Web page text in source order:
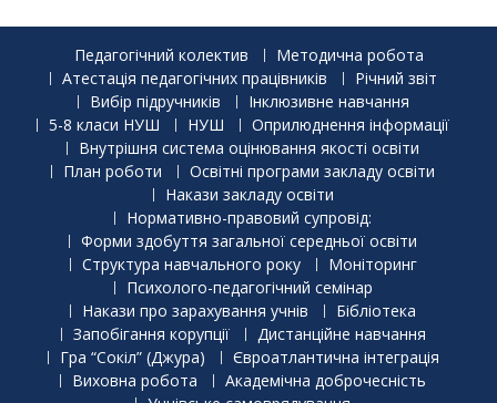
Педагогічний колектив
Методична робота
Атестація педагогічних працівників
Річний звіт
Вибір підручників
Інклюзивне навчання
5-8 класи НУШ
НУШ
Оприлюднення інформації
Внутрішня система оцінювання якості освіти
План роботи
Освітні програми закладу освіти
Накази закладу освіти
Нормативно-правовий супровід:
Форми здобуття загальної середньої освіти
Структура навчального року
Моніторинг
Психолого-педагогічний семінар
Накази про зарахування учнів
Бібліотека
Запобігання корупції
Дистанційне навчання
Гра “Сокіл” (Джура)
Євроатлантична інтеграція
Виховна робота
Академічна доброчесність